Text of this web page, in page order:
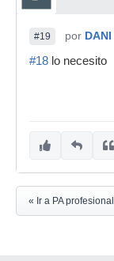
#19 por DANI
#18 lo necesito
« Ir a PA profesional